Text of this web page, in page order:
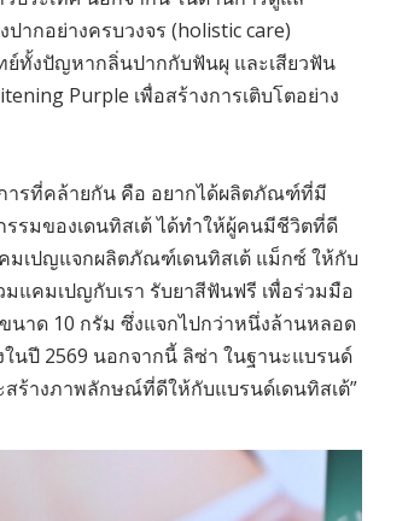
กอย่างครบวงจร (holistic care)
ทั้งปัญหากลิ่นปากกับฟันผุ และเสียวฟัน
Purple เพื่อสร้างการเติบโตอย่าง
ารที่คล้ายกัน คือ อยากได้ผลิตภัณฑ์ที่มี
รมของเดนทิสเต้ ได้ทำให้ผู้คนมีชีวิตที่ดี
เปญแจกผลิตภัณฑ์เดนทิสเต้ แม็กซ์ ให้กับ
แคมเปญกับเรา รับยาสีฟันฟรี เพื่อร่วมมือ
นาด 10 กรัม ซึ่งแจกไปกว่าหนึ่งล้านหลอด
นปี 2569 นอกจากนี้ ลิซ่า ในฐานะแบรนด์
สร้างภาพลักษณ์ที่ดีให้กับแบรนด์เดนทิสเต้”